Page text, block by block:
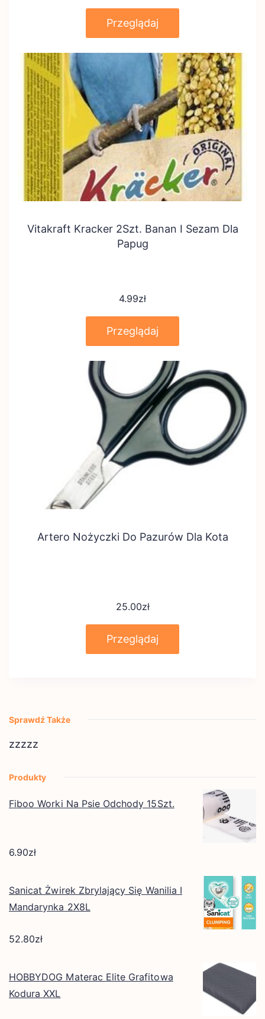
Przeglądaj
Vitakraft Kracker 2Szt. Banan I Sezam Dla
Papug
4.99zł
Przeglądaj
Artero Nożyczki Do Pazurów Dla Kota
25.00zł
Przeglądaj
Sprawdź Także
zzzzz
Produkty
Fiboo Worki Na Psie Odchody 15Szt.
6.90zł
Sanicat Żwirek Zbrylający Się Wanilia I
Mandarynka 2X8L
52.80zł
HOBBYDOG Materac Elite Grafitowa
Kodura XXL